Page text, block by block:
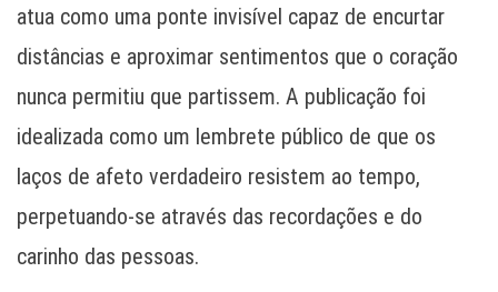
atua como uma ponte invisível capaz de encurtar
distâncias e aproximar sentimentos que o coração
nunca permitiu que partissem. A publicação foi
idealizada como um lembrete público de que os
laços de afeto verdadeiro resistem ao tempo,
perpetuando-se através das recordações e do
carinho das pessoas.